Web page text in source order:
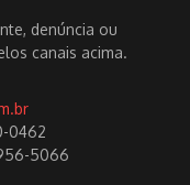
denúncia ou
canais acima.
0462
5066